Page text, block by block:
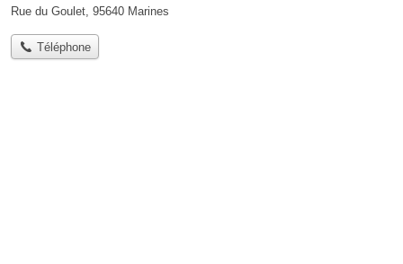
Rue du Goulet, 95640 Marines
Téléphone